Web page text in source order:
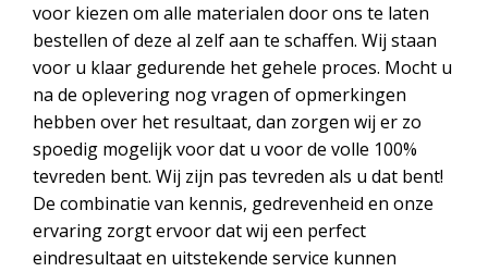
voor kiezen om alle materialen door ons te laten
bestellen of deze al zelf aan te schaffen. Wij staan
voor u klaar gedurende het gehele proces. Mocht u
na de oplevering nog vragen of opmerkingen
hebben over het resultaat, dan zorgen wij er zo
spoedig mogelijk voor dat u voor de volle 100%
tevreden bent. Wij zijn pas tevreden als u dat bent!
De combinatie van kennis, gedrevenheid en onze
ervaring zorgt ervoor dat wij een perfect
eindresultaat en uitstekende service kunnen